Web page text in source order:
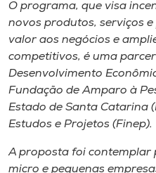
O programa, que visa
novos produtos, serviços
valor aos negócios e
competitivos, é uma
Desenvolvimento
Fundação de Amparo à
Estado de Santa Catarina
Estudos e Projetos (Finep).
A proposta foi contemplar
micro e pequenas